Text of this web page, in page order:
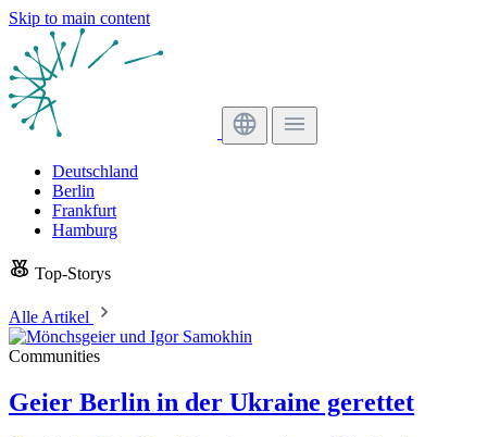
Skip to main content
Deutschland
Berlin
Frankfurt
Hamburg
Top-Storys
Alle Artikel
Communities
Geier Berlin in der Ukraine gerettet